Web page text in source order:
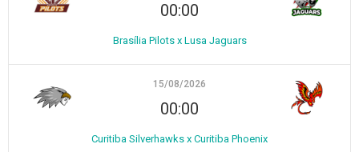
00:00
Brasília Pilots x Lusa Jaguars
15/08/2026
00:00
Curitiba Silverhawks x Curitiba Phoenix